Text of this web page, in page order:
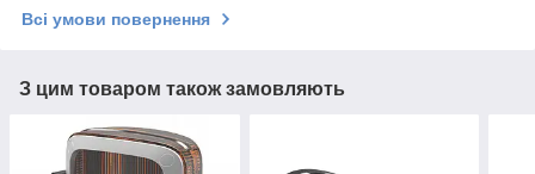
Всі умови повернення
З цим товаром також замовляють